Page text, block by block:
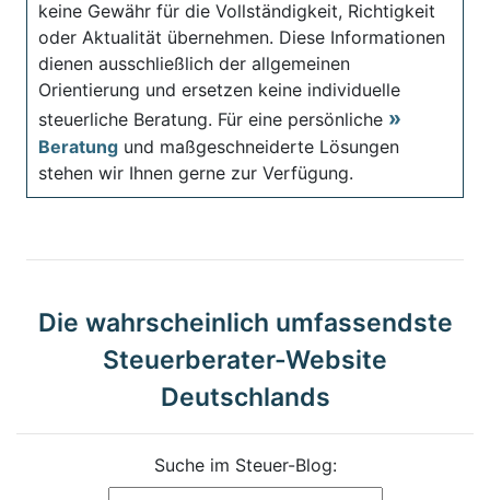
keine Gewähr für die Vollständigkeit, Richtigkeit
oder Aktualität übernehmen. Diese Informationen
dienen ausschließlich der allgemeinen
Orientierung und ersetzen keine individuelle
steuerliche Beratung. Für eine persönliche
Beratung und maßgeschneiderte Lösungen
stehen wir Ihnen gerne zur Verfügung.
Die wahrscheinlich umfassendste
Steuerberater-Website
Deutschlands
Suche im Steuer-Blog: